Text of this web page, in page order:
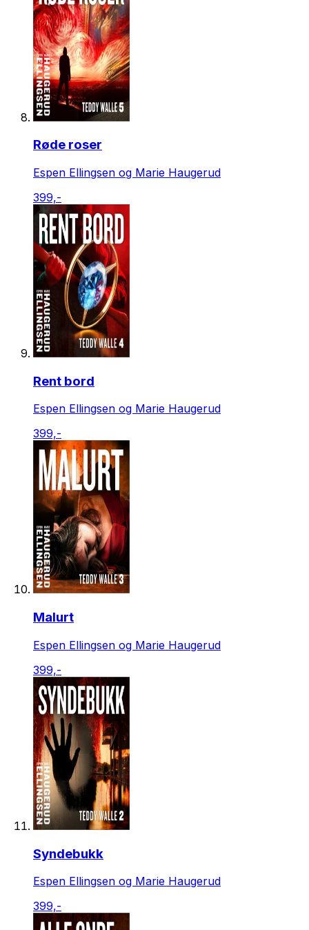
Røde roser
Espen Ellingsen og Marie Haugerud
399,-
Rent bord
Espen Ellingsen og Marie Haugerud
399,-
Malurt
Espen Ellingsen og Marie Haugerud
399,-
Syndebukk
Espen Ellingsen og Marie Haugerud
399,-